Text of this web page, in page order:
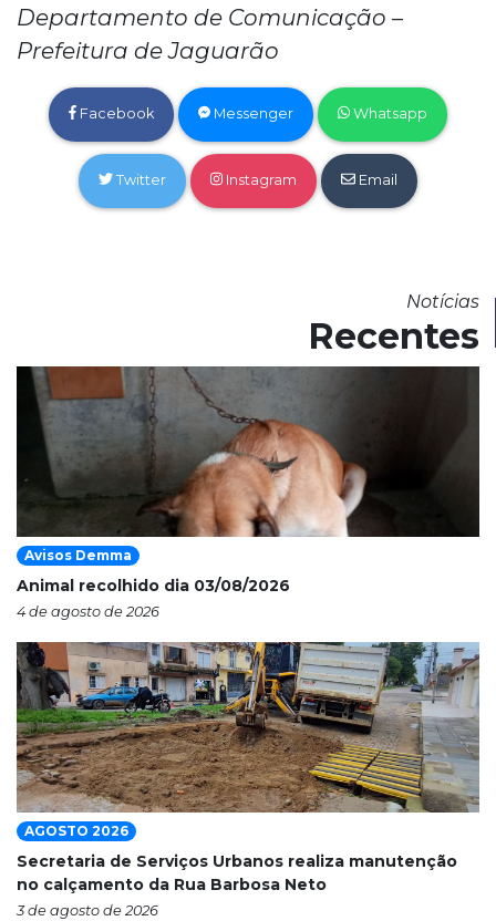
Departamento de Comunicação –
Prefeitura de Jaguarão
Facebook Messenger Whatsapp
Twitter Instagram Email
Notícias
Recentes
Avisos Demma
Animal recolhido dia 03/08/2026
4 de agosto de 2026
AGOSTO 2026
Secretaria de Serviços Urbanos realiza manutenção
no calçamento da Rua Barbosa Neto
3 de agosto de 2026